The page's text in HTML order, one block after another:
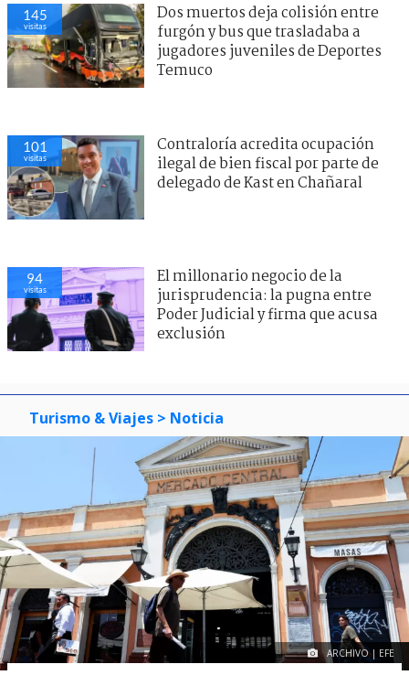
145
visitas
Dos muertos deja colisión entre
furgón y bus que trasladaba a
jugadores juveniles de Deportes
Temuco
101
visitas
Contraloría acredita ocupación
ilegal de bien fiscal por parte de
delegado de Kast en Chañaral
94
visitas
El millonario negocio de la
jurisprudencia: la pugna entre
Poder Judicial y firma que acusa
exclusión
Turismo & Viajes > Noticia
ARCHIVO | EFE